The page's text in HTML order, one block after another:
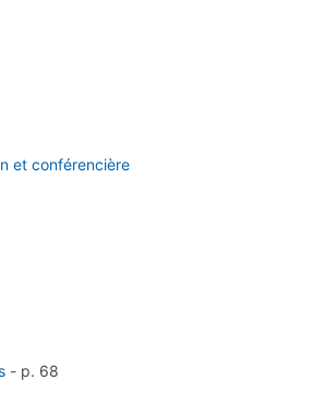
et conférencière
- p. 68